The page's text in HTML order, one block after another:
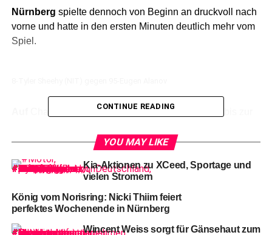
Nürnberg spielte dennoch von Beginn an druckvoll nach
vorne und hatte in den ersten Minuten deutlich mehr vom
Spiel.
Chancen mussten die 4.523 Zuschauer aber bis zur
Pfosten auf den Querpass von Dane Fox. Die Scheibe
und scheiterte aus der Drehung flach an Hannibal
CONTINUE READING
YOU MAY LIKE
Kia-Aktionen zu XCeed, Sportage und
vielen Stromern
König vom Norisring: Nicki Thiim feiert
perfektes Wochenende in Nürnberg
Wincent Weiss sorgt für Gänsehaut zum